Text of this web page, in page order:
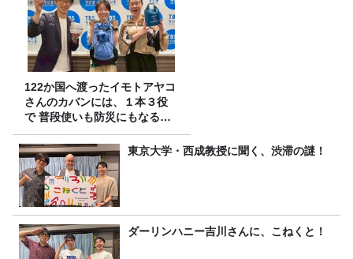
122か国へ渡ったイモトアヤコ
さんのカバンには、１本３役
で 普段使いも防災にもなる最
強の棒が入っていた！
東京大学・西成教授に聞く、渋滞の謎！
ダーリンハニー吉川さんに、こねくと！